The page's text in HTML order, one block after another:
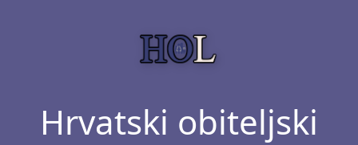
Hrvatski obiteljski